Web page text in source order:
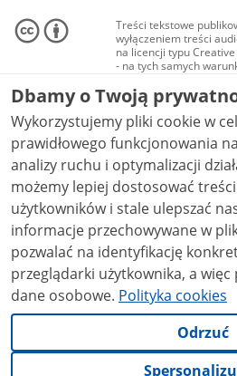
Treści tekstowe
wyłączeniem treści
na licencji typu
- na tych samych
Materiały
audio i wideo, są
Creative Commons:
niekomercyjne - bez
NC-ND 4.0), o ile nie
Dbamy o Twoją
Wykorzystujemy pliki cookie w
prawidłowego funkcjonowania
analizy ruchu i optymalizacji działania
możemy lepiej dostosować
użytkowników i stale ulepszać nasze
informacje przechowywane w
pozwalać na identyfikację
przeglądarki użytkownika, a
dane osobowe. Polityka cookies
Odrzuć